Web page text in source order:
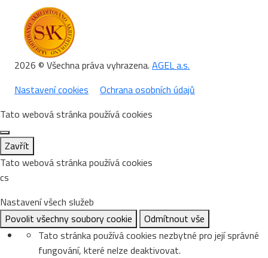
2026 © Všechna práva vyhrazena. AGEL a.s.
Nastavení cookies
Ochrana osobních údajů
Tato webová stránka používá cookies
Zavřít
Tato webová stránka používá cookies
cs
Nastavení všech služeb
Povolit všechny soubory cookie
Odmítnout vše
Tato stránka používá cookies nezbytné pro její správné
fungování, které nelze deaktivovat.